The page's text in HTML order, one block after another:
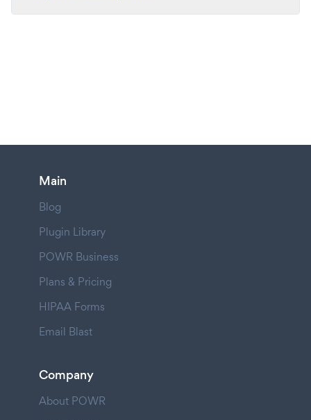
Main
Blog
Plugin Library
POWR Business
Plans & Pricing
HIPAA Forms
Email Blast
Company
About POWR